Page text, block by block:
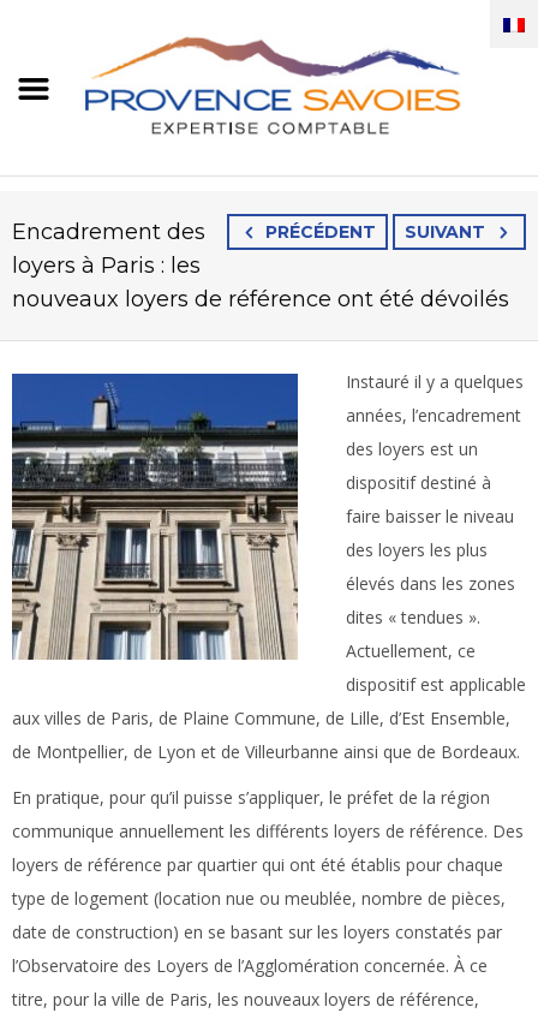
PRÉCÉDENT SUIVANT
Encadrement des
loyers à Paris : les
nouveaux loyers de référence ont été dévoilés
Instauré il y a quelques
années, l’encadrement
des loyers est un
dispositif destiné à
faire baisser le niveau
des loyers les plus
élevés dans les zones
dites « tendues ».
Actuellement, ce
dispositif est applicable
aux villes de Paris, de Plaine Commune, de Lille, d’Est Ensemble,
de Montpellier, de Lyon et de Villeurbanne ainsi que de Bordeaux.
En pratique, pour qu’il puisse s’appliquer, le préfet de la région
communique annuellement les différents loyers de référence. Des
loyers de référence par quartier qui ont été établis pour chaque
type de logement (location nue ou meublée, nombre de pièces,
date de construction) en se basant sur les loyers constatés par
l’Observatoire des Loyers de l’Agglomération concernée. À ce
titre, pour la ville de Paris, les nouveaux loyers de référence,